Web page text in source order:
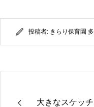
投稿者: きらり保育園
大きなスケッ